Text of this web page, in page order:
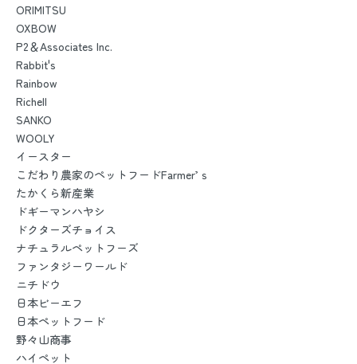
ORIMITSU
OXBOW
P2＆Associates Inc.
Rabbit's
Rainbow
Richell
SANKO
WOOLY
イースター
こだわり農家のペットフードFarmer’ｓ
たかくら新産業
ドギーマンハヤシ
ドクターズチョイス
ナチュラルペットフーズ
ファンタジーワールド
ニチドウ
日本ビーエフ
日本ペットフード
野々山商事
ハイペット